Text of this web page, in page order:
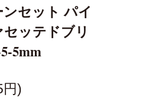
セット パイ
ッテドブリ
5mm
円)